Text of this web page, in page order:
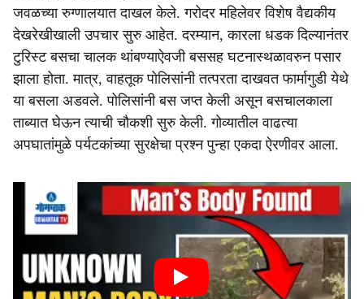
जवळच्या रुग्णालयात दाखल केले. गरोदर महिलेवर विशेष वैद्यकीय
देखरेखीखाली उपचार सुरु आहेत. दरम्यान, कारला धडक दिल्यानंतर
टुरिस्ट बसचा चालक थांबण्याऐवजी बससह घटनास्थळावरुन पसार
झाला होता. मात्र, वाहतूक पोलिसांनी तत्परता दाखवत फार्मागुडी येथे
या बसला अडवले. पोलिसांनी बस जप्त केली असून बसचालकाला
ताब्यात घेऊन त्याची चौकशी सुरु केली. गोव्यातील वाढत्या
अपघातांमुळे पर्यटकांच्या सुरक्षेचा प्रश्न पुन्हा एकदा ऐरणीवर आला.